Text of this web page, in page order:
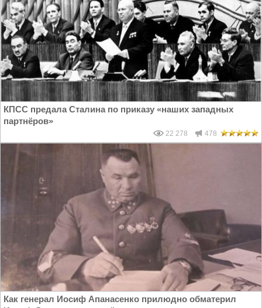
КПСС предала Сталина по приказу «наших западных
партнёров»
22 278 478
Как генерал Иосиф Апанасенко прилюдно обматерил